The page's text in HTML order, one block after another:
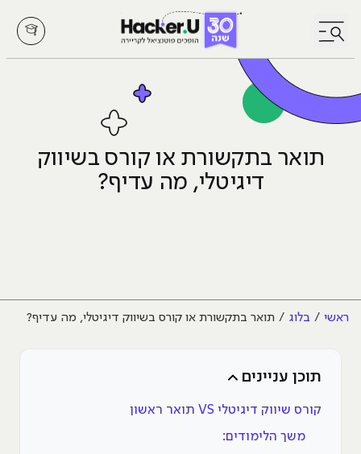
לחץ לפתיחת/סגירת תפריט
תואר בתקשורת או קורס בשיווק
דיגיטלי, מה עדיף?
ראשי בלוג תואר בתקשורת או קורס בשיווק דיגיטלי, מה עדיף?
תוכן עניינים
קורס שיווק דיגיטלי VS תואר ראשון
משך הלימודים: